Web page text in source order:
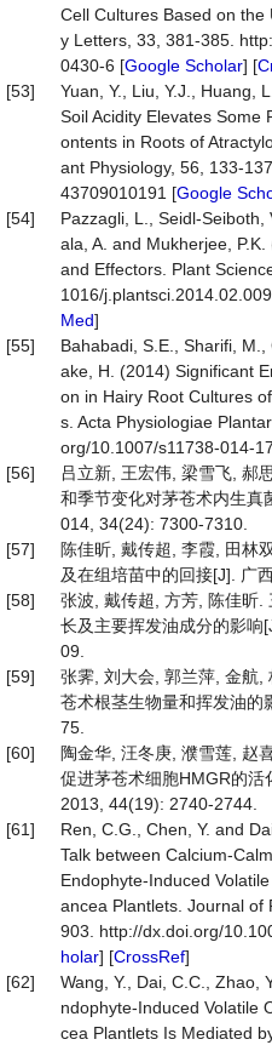
Cell Cultures Based on the
y Letters, 33, 381-385.
0430-6 [Google Scholar] [
[53]
Yuan, Y., Liu, Y.J., Huang,
Soil Acidity Elevates Some
ontents in Roots of
ant Physiology, 56, 133-
43709010191 [Google
[54]
Pazzagli, L., Seidl-Seiboth,
ala, A. and Mukherjee,
and Effectors. Plant
1016/
Med]
[55]
Bahabadi, S.E., Sharifi,
ake, H. (2014) Significant
on in Hairy Root Cultures
s. Acta Physiologiae
org/10.1007/s11738-014-
[56]
吕立新, 王宏伟, 梁雪飞, 郝
和季节变化对茅苍术内生真
014, 34(24): 7300-7310.
[57]
陈佳昕, 戴传超, 李霞, 田林
及在组培苗中的回接[J]. 广
[58]
张波, 戴传超, 方芳, 陈佳昕.
长及主要挥发油成分的影
09.
[59]
张霁, 刘大会, 郭兰萍, 金航,
苍术根茎生物量和挥发油
75.
[60]
陶金华, 汪冬庚, 濮雪莲, 赵
促进茅苍术细胞HMGR的活
2013, 44(19): 2740-2744.
[61]
Ren, C.G., Chen, Y. and
Talk between Calcium-
Endophyte-Induced
ancea Plantlets. Journal of
903. http://dx.doi.org/
holar] [CrossRef]
[62]
Wang, Y., Dai, C.C., Zhao,
ndophyte-Induced Volatile
cea Plantlets Is Mediated